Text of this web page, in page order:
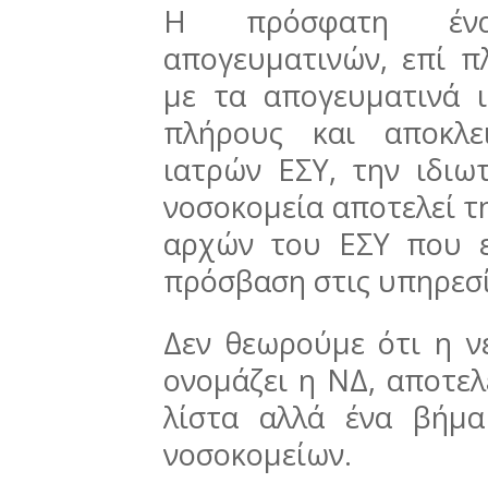
Η πρόσφατη
απογευματινών, επί
με τα απογευματινά
πλήρους και
ιατρών ΕΣΥ, την
νοσοκομεία αποτελεί
αρχών του ΕΣΥ που
πρόσβαση στις
Δεν θεωρούμε ότι η
ονομάζει η ΝΔ,
λίστα αλλά ένα
νοσοκομείων.